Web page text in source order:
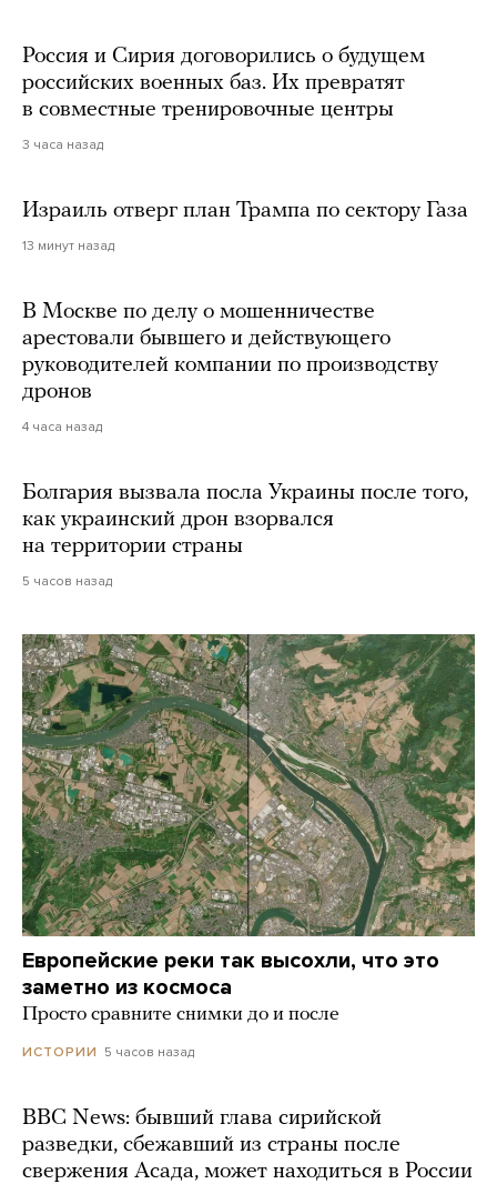
Россия и Сирия договорились о будущем
российских военных баз. Их превратят
в совместные тренировочные центры
3 часа назад
Израиль отверг план Трампа по сектору Газа
13 минут назад
В Москве по делу о мошенничестве
арестовали бывшего и действующего
руководителей компании по производству
дронов
4 часа назад
Болгария вызвала посла Украины после того,
как украинский дрон взорвался
на территории страны
5 часов назад
Европейские реки так высохли, что это
заметно из космоса
Просто сравните снимки до и после
ИСТОРИИ 5 часов назад
BBC News: бывший глава сирийской
разведки, сбежавший из страны после
свержения Асада, может находиться в России